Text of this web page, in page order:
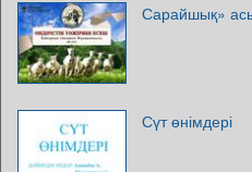
Сарайшық»
Сүт өнімдері